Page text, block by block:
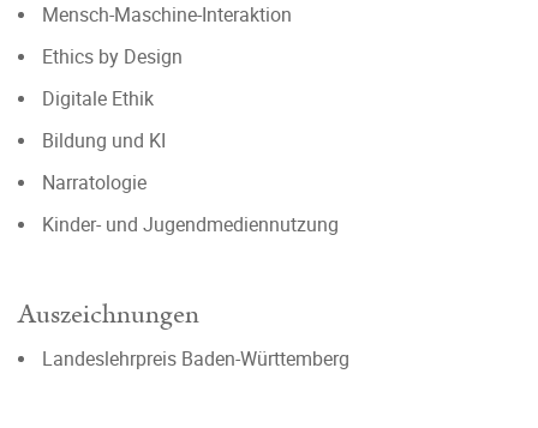
Mensch-Maschine-Interaktion
Ethics by Design
Digitale Ethik
Bildung und KI
Narratologie
Kinder- und Jugendmediennutzung
Auszeichnungen
Landeslehrpreis Baden-Württemberg